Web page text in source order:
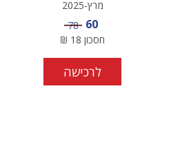
מרץ-2025
מחיר מבצע
60 מחיר
78
חסכון 18
₪
לרכישה